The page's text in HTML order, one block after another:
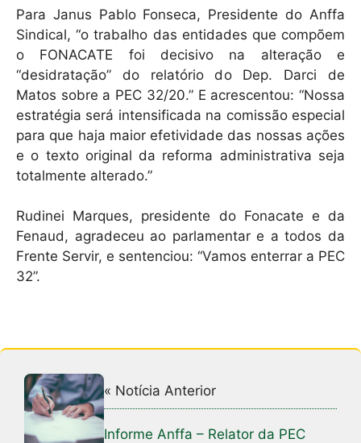
Para Janus Pablo Fonseca, Presidente do Anffa
Sindical, “o trabalho das entidades que compõem
o FONACATE foi decisivo na alteração e
“desidratação” do relatório do Dep. Darci de
Matos sobre a PEC 32/20.” E acrescentou: “Nossa
estratégia será intensificada na comissão especial
para que haja maior efetividade das nossas ações
e o texto original da reforma administrativa seja
totalmente alterado.”
Rudinei Marques, presidente do Fonacate e da
Fenaud, agradeceu ao parlamentar e a todos da
Frente Servir, e sentenciou: “Vamos enterrar a PEC
32”.
« Notícia Anterior
Informe Anffa – Relator da PEC